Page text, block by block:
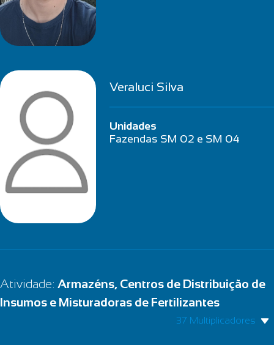
Veraluci Silva
Unidades
Fazendas SM 02 e SM 04
Atividade: Armazéns, Centros de Distribuição de
Insumos e Misturadoras de Fertilizantes
37 Multiplicadores